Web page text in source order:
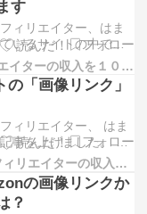
見に行くと・・・
す
ィリエイター、はま
いるサイトの中で、
るんですが、 なかな
クセスが集まるように
のブログでアクセス
ます。 そのブログで
お父さんアフィリエイターの収入を１０万円増やす方法
「画像リンク」
ィリエイター、 はま
事を上げました。 使
リンクから商品を知
たAmazonの画像リン
？ Amazonの商品紹介
が使えなくなり…
お父さんアフィリエイターの収入を１０万円増やす方法
の画像リンクか
？